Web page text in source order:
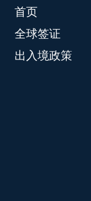
首页
全球签证
出入境政策